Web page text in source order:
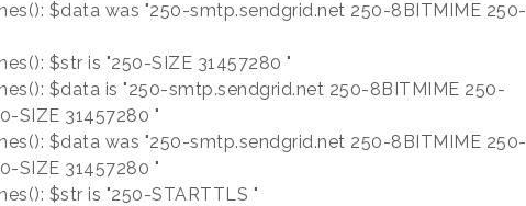
$data was "250-smtp.sendgrid.net 250-8BITMIME 250-
$str is "250-SIZE 31457280 "
$data is "250-smtp.sendgrid.net 250-8BITMIME 250-
SIZE 31457280 "
$data was "250-smtp.sendgrid.net 250-8BITMIME 250-
SIZE 31457280 "
$str is "250-STARTTLS "